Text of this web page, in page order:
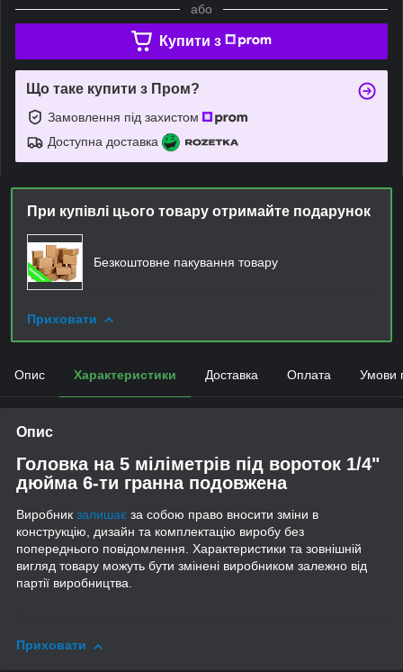
або
Купити з
Що таке купити з Пром?
Замовлення під захистом
Доступна доставка
При купівлі цього товару отримайте подарунок
Безкоштовне пакування товару
Приховати
Опис Характеристики Доставка Оплата Умови
Опис
Головка на 5 міліметрів під вороток 1/4"
дюйма 6-ти гранна подовжена
Виробник залишає за собою право вносити зміни в
конструкцію, дизайн та комплектацію виробу без
попереднього повідомлення. Характеристики та зовнішній
вигляд товару можуть бути змінені виробником залежно від
партії виробництва.
Приховати